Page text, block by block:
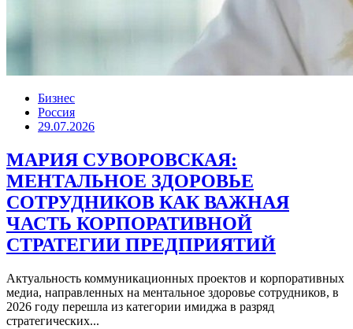
Бизнес
Россия
29.07.2026
МАРИЯ СУВОРОВСКАЯ:
МЕНТАЛЬНОЕ ЗДОРОВЬЕ
СОТРУДНИКОВ КАК ВАЖНАЯ
ЧАСТЬ КОРПОРАТИВНОЙ
СТРАТЕГИИ ПРЕДПРИЯТИЙ
Актуальность коммуникационных проектов и корпоративных
медиа, направленных на ментальное здоровье сотрудников, в
2026 году перешла из категории имиджа в разряд
стратегических...